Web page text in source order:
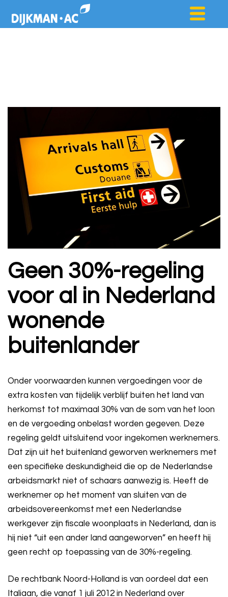
Geen 30%-regeling
voor al in Nederland
wonende
buitenlander
Onder voorwaarden kunnen vergoedingen voor de
extra kosten van tijdelijk verblijf buiten het land van
herkomst tot maximaal 30% van de som van het loon
en de vergoeding onbelast worden gegeven. Deze
regeling geldt uitsluitend voor ingekomen werknemers.
Dat zijn uit het buitenland geworven werknemers met
een specifieke deskundigheid die op de Nederlandse
arbeidsmarkt niet of schaars aanwezig is. Heeft de
werknemer op het moment van sluiten van de
arbeidsovereenkomst met een Nederlandse
werkgever zijn fiscale woonplaats in Nederland, dan is
hij niet “uit een ander land aangeworven” en heeft hij
geen recht op toepassing van de 30%-regeling.
De rechtbank Noord-Holland is van oordeel dat een
Italiaan, die vanaf 1 juli 2012 in Nederland over